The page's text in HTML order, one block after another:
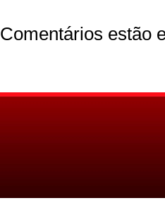
Comentários estão